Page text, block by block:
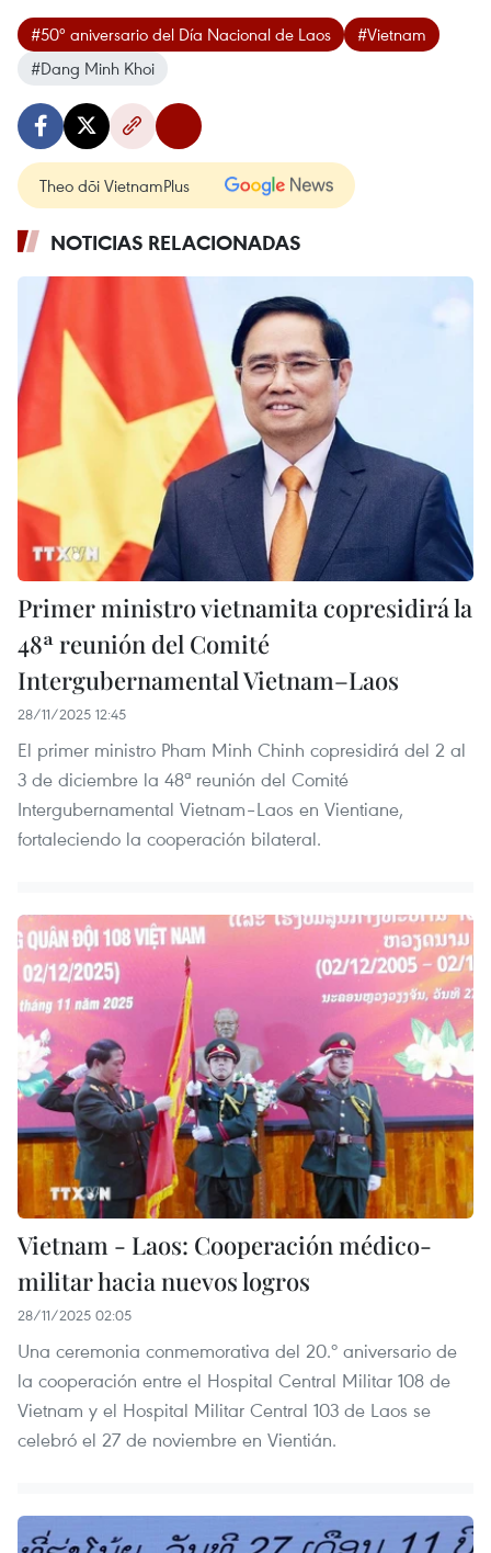
#50º aniversario del Día Nacional de Laos
#Vietnam
#Dang Minh Khoi
Theo dõi VietnamPlus
NOTICIAS RELACIONADAS
Primer ministro vietnamita copresidirá la
48ª reunión del Comité
Intergubernamental Vietnam–Laos
28/11/2025 12:45
El primer ministro Pham Minh Chinh copresidirá del 2 al
3 de diciembre la 48ª reunión del Comité
Intergubernamental Vietnam–Laos en Vientiane,
fortaleciendo la cooperación bilateral.
Vietnam - Laos: Cooperación médico-
militar hacia nuevos logros
28/11/2025 02:05
Una ceremonia conmemorativa del 20.º aniversario de
la cooperación entre el Hospital Central Militar 108 de
Vietnam y el Hospital Militar Central 103 de Laos se
celebró el 27 de noviembre en Vientián.